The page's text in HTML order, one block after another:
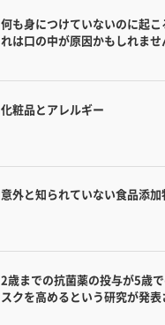
何も身につけていないのに起
れは口の中が原因かもしれませ
化粧品とアレルギー
意外と知られていない食品添
2歳までの抗菌薬の投与が5歳
スクを高めるという研究が発表